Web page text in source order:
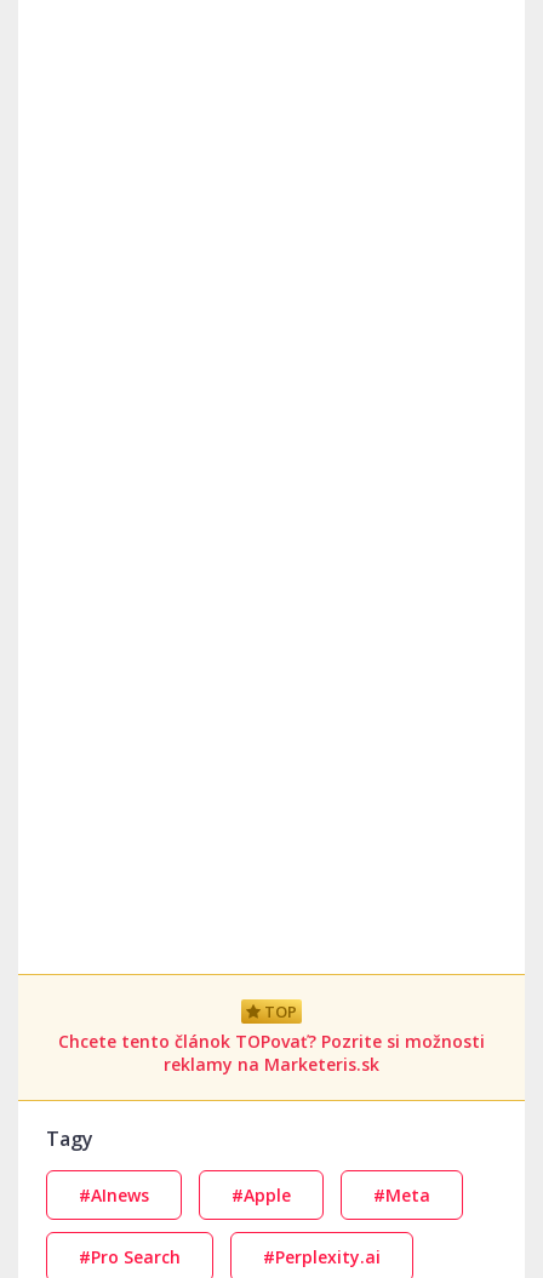
TOP
Chcete tento článok TOPovať? Pozrite si možnosti
reklamy na Marketeris.sk
Tagy
#AInews #Apple #Meta
#Pro Search #Perplexity.ai